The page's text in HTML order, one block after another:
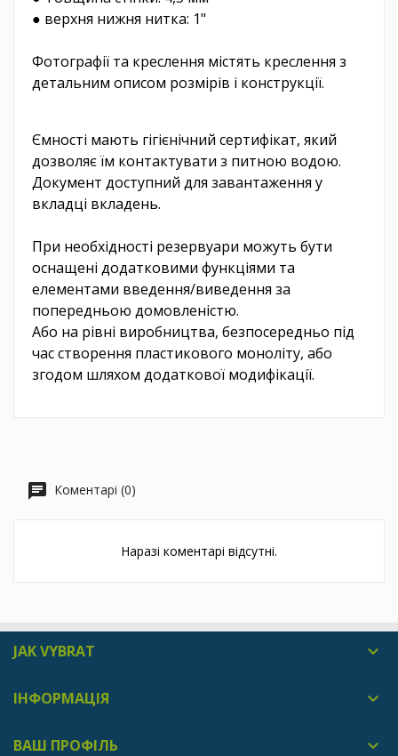
● верхня нижня нитка: 1"
Фотографії та креслення містять креслення з
детальним описом розмірів і конструкції.
Ємності мають гігієнічний сертифікат, який
дозволяє їм контактувати з питною водою.
Документ доступний для завантаження у
вкладці вкладень.
При необхідності резервуари можуть бути
оснащені додатковими функціями та
елементами введення/виведення за
попередньою домовленістю.
Або на рівні виробництва, безпосередньо під
час створення пластикового моноліту, або
згодом шляхом додаткової модифікації.
Коментарі (0)
Наразі коментарі відсутні.
JAK VYBRAT 
ІНФОРМАЦІЯ 
ВАШ ПРОФІЛЬ 